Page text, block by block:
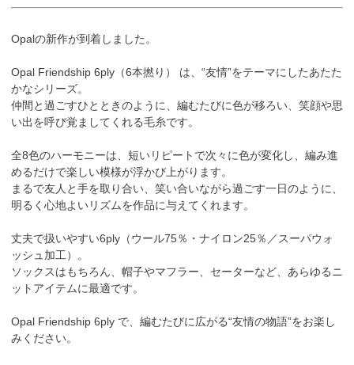
Opalの新作が到着しました。
Opal Friendship 6ply（6本撚り） は、“友情”をテーマにしたあたた
かなシリーズ。
仲間と過ごすひとときのように、編むたびに色が移ろい、笑顔や思
い出を呼び覚ましてくれる毛糸です。
全8色のハーモニーは、短いリピートで次々に色が変化し、編み進
めるだけで楽しい模様が浮かび上がります。
まるで友人と手を取り合い、笑い合いながら過ごす一日のように、
明るく心地よいリズムを作品に与えてくれます。
丈夫で扱いやすい6ply（ウール75％・ナイロン25％／スーパウォ
ッシュ加工）。
ソックスはもちろん、帽子やマフラー、セーターなど、あらゆるニ
ットアイテムに最適です。
Opal Friendship 6ply で、編むたびに広がる“友情の物語”をお楽し
みください。